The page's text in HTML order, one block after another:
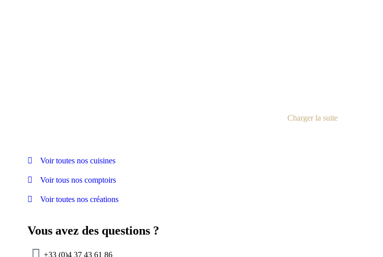
Charger la suite
Voir toutes nos cuisines
Voir tous nos comptoirs
Voir toutes nos créations
Vous avez des questions ?
+33 (0)4 37 43 61 86